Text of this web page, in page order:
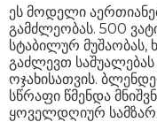
ეს მოდელი
გამძლეობას. 500
სტაბილურ
გაძლევთ
ოჯახისათვის.
სწრაფი წმენდა
ყოველდღიურ